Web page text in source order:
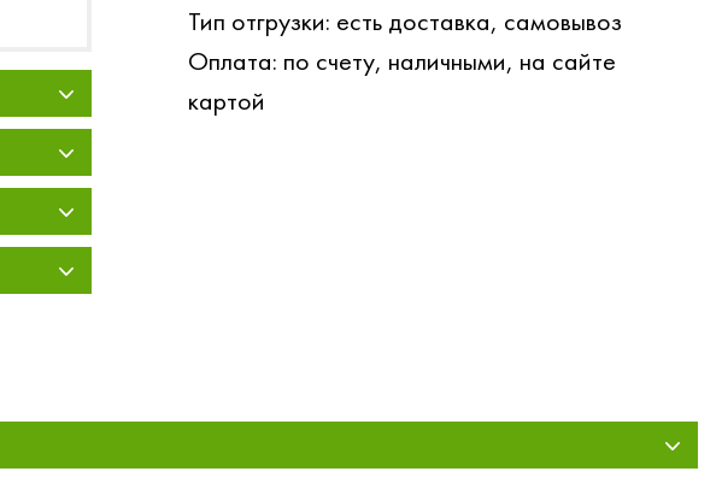
Тип отгрузки: есть доставка, самовывоз
Оплата: по счету, наличными, на сайте
картой